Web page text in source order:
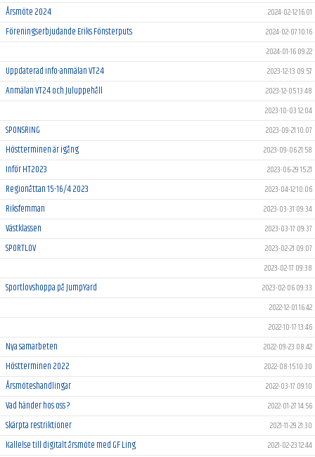
Årsmöte 2024 2024-02-12 16:01
Föreningserbjudande Eriks Fönsterputs
2024-02-07 10:16
2024-01-16 09:22
Uppdaterad info-anmälan VT24 2023-12-13 09:57
Anmälan VT24 och Juluppehåll
2023-12-05 13:48
2023-10-03 12:04
SPONSRING 2023-09-21 10:07
Höstterminen är igång 2023-09-06 21:58
Inför HT2023 2023-06-29 15:21
Regionåttan 15-16/4 2023 2023-04-12 10:06
Riksfemman 2023-03-31 09:34
Västklassen 2023-03-17 09:37
SPORTLOV
2023-02-21 09:07
2023-02-17 09:38
Sportlovshoppa på JumpYard
2023-02-06 09:33
2022-12-01 16:42
2022-10-17 13:46
Nya samarbeten 2022-09-23 08:42
Höstterminen 2022 2022-08-15 10:30
Årsmöteshandlingar 2022-03-17 09:10
Vad händer hos oss ? 2022-01-27 14:56
Skärpta restriktioner 2021-11-29 21:30
Kallelse till digitalt årsmöte med GF Ling 2021-02-23 12:44